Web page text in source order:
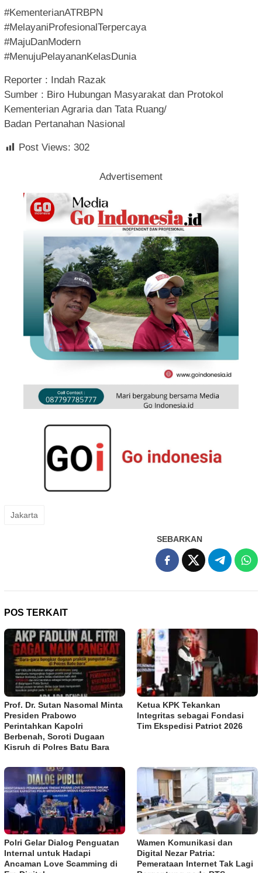
#KementerianATRBPN
#MelayaniProfesionalTerpercaya
#MajuDanModern
#MenujuPelayananKelasDunia
Reporter : Indah Razak
Sumber : Biro Hubungan Masyarakat dan Protokol
Kementerian Agraria dan Tata Ruang/
Badan Pertanahan Nasional
Post Views: 302
Advertisement
Jakarta
SEBARKAN
POS TERKAIT
Prof. Dr. Sutan Nasomal Minta
Presiden Prabowo
Perintahkan Kapolri
Berbenah, Soroti Dugaan
Kisruh di Polres Batu Bara
Ketua KPK Tekankan
Integritas sebagai Fondasi
Tim Ekspedisi Patriot 2026
Polri Gelar Dialog Penguatan
Internal untuk Hadapi
Ancaman Love Scamming di
Wamen Komunikasi dan
Digital Nezar Patria:
Pemerataan Internet Tak Lagi